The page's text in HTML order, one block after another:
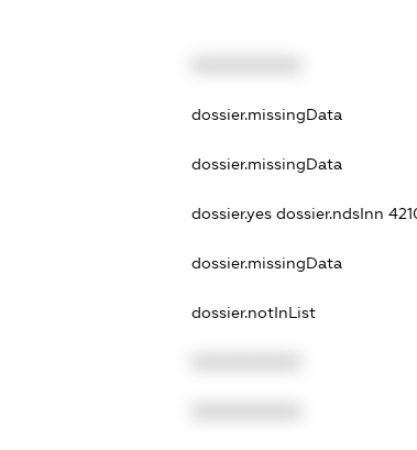
dossier.missingData
dossier.missingData
dossier.yesdossier.ndsInn
dossier.missingData
dossier.notInList